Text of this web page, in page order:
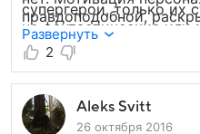
супергерои, только их
не фантастические или
тренировок и
Прекрасно поставлены
органично
не просто ловко
и ногами, но и
правдоподобной,
оказывается
концов авторы картины
дело, предпочитая
тем авантюрный
зрителя можно
на уровне «принесли
Развернуть
2
Aleks Svitt
26 октября 2016